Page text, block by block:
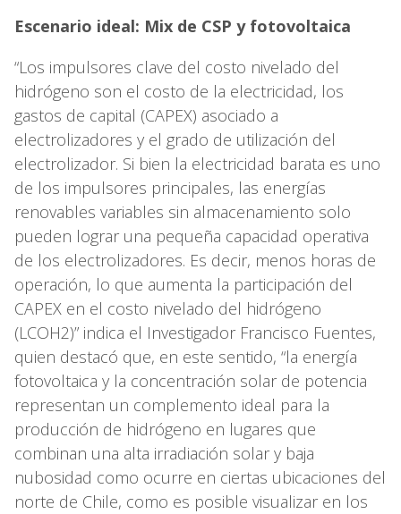
Escenario ideal: Mix de CSP y fotovoltaica
“Los impulsores clave del costo nivelado del
hidrógeno son el costo de la electricidad, los
gastos de capital (CAPEX) asociado a
electrolizadores y el grado de utilización del
electrolizador. Si bien la electricidad barata es uno
de los impulsores principales, las energías
renovables variables sin almacenamiento solo
pueden lograr una pequeña capacidad operativa
de los electrolizadores. Es decir, menos horas de
operación, lo que aumenta la participación del
CAPEX en el costo nivelado del hidrógeno
(LCOH2)” indica el Investigador Francisco Fuentes,
quien destacó que, en este sentido, “la energía
fotovoltaica y la concentración solar de potencia
representan un complemento ideal para la
producción de hidrógeno en lugares que
combinan una alta irradiación solar y baja
nubosidad como ocurre en ciertas ubicaciones del
norte de Chile, como es posible visualizar en los